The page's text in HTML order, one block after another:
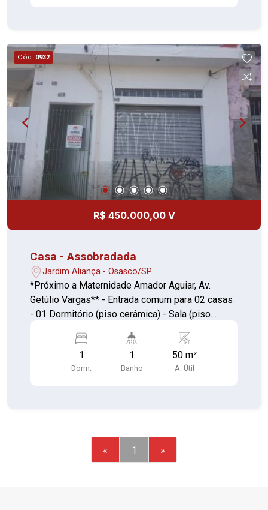
Cód. 0932
R$ 450.000,00 V
Casa - Assobradada
Jardim Aliança - Osasco/SP
*Próximo a Maternidade Amador Aguiar, Av.
Getúlio Vargas** - Entrada comum para 02 casas
- 01 Dormitório (piso cerâmica) - Sala (piso
- Hall (piso cerâmica) - 01 Banheiro (piso
cerâmica c/ 1/2 az.) - Área de serviço coberta
com quintal e terraço (piso cimento) Aceita
1
Dorm.
1
Banho
50 m²
A. Útil
« 1 »